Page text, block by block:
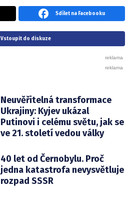
Sdílet na Facebooku
Vstoupit do diskuze
Neuvěřitelná transformace
Ukrajiny: Kyjev ukázal
Putinovi i celému světu, jak se
ve 21. století vedou války
40 let od Černobylu. Proč
jedna katastrofa nevysvětluje
rozpad SSSR